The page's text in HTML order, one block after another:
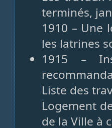
terminés,
1910 – Une
les latrines
1915 –
Liste des
Logement
de la Ville à